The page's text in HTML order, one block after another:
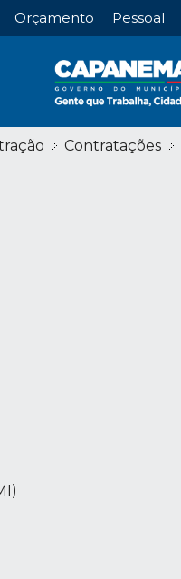
Orçamento Pessoal
Contratações